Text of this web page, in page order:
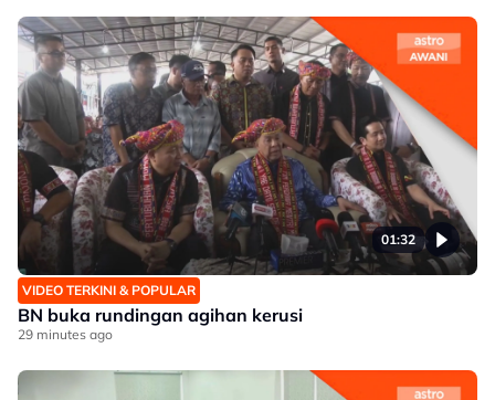
01:32
VIDEO TERKINI & POPULAR
BN buka rundingan agihan kerusi
29 minutes ago